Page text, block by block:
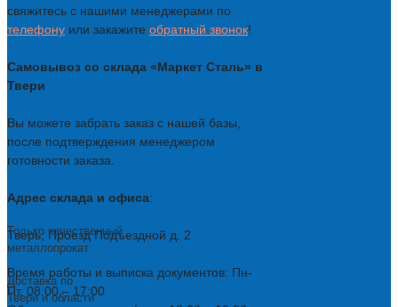
свяжитесь с нашими менеджерами по
телефону или закажите обратный звонок!
Самовывоз со склада «Маркет Сталь» в
Твери
Вы можете забрать заказ с нашей базы,
после подтверждения менеджером
готовности заказа.
Адрес склада и офиса:
Тверь, Проезд Подъездной д. 2
Время работы и выписка документов: Пн-
Пт, 08:00 – 17:00
Только качественный
металлопрокат
Доставка по
Твери и области